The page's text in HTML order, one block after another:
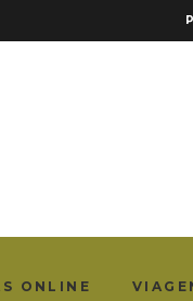
ONLINE